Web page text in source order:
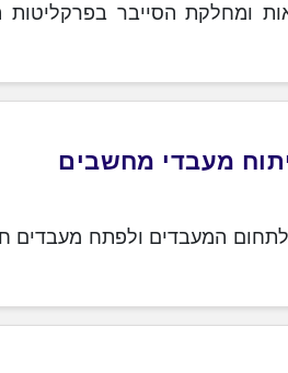
ומחלקת הסייבר בפרקליטות
מעבדי מחשבים
המעבדים ולפתח מעבדים